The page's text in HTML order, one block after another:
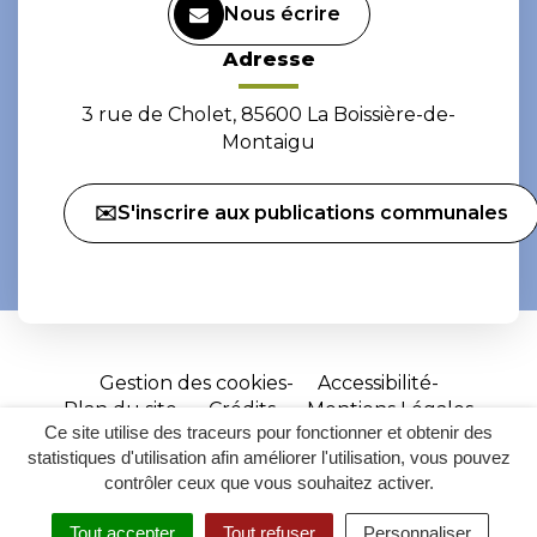
Ce site utilise des traceurs pour fonctionner et obtenir des
statistiques d'utilisation afin améliorer l'utilisation, vous pouvez
contrôler ceux que vous souhaitez activer.
Tout accepter Tout refuser Personnaliser
Nous écrire
Adresse
3 rue de Cholet, 85600 La Boissière-de-
Montaigu
✉️S'inscrire aux publications communales
Gestion des cookies
Accessibilité
Plan du site
Crédits
Mentions Légales
Site
réalisé
par